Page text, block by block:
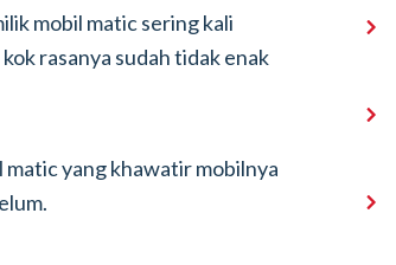
mobil matic sering kali
rasanya sudah tidak enak
matic yang khawatir mobilnya